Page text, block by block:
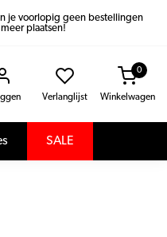
je voorlopig geen bestellingen
meer plaatsen!
Verlanglijst Winkelwagen
0
SALE